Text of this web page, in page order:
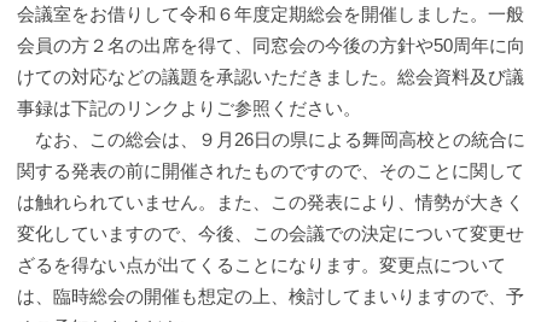
会議室をお借りして令和６年度定期総会を開催しました。一般
会員の方２名の出席を得て、同窓会の今後の方針や50周年に向
けての対応などの議題を承認いただきました。総会資料及び議
事録は下記のリンクよりご参照ください。
なお、この総会は、９月26日の県による舞岡高校との統合に
関する発表の前に開催されたものですので、そのことに関して
は触れられていません。また、この発表により、情勢が大きく
変化していますので、今後、この会議での決定について変更せ
ざるを得ない点が出てくることになります。変更点について
は、臨時総会の開催も想定の上、検討してまいりますので、予